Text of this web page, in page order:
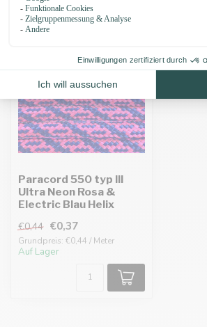
-16%
Paracord 550 typ III
Ultra Neon Rosa &
Electric Blau Helix
€0,44 €0,37
Grundpreis: €0,44 / Meter
Auf Lager